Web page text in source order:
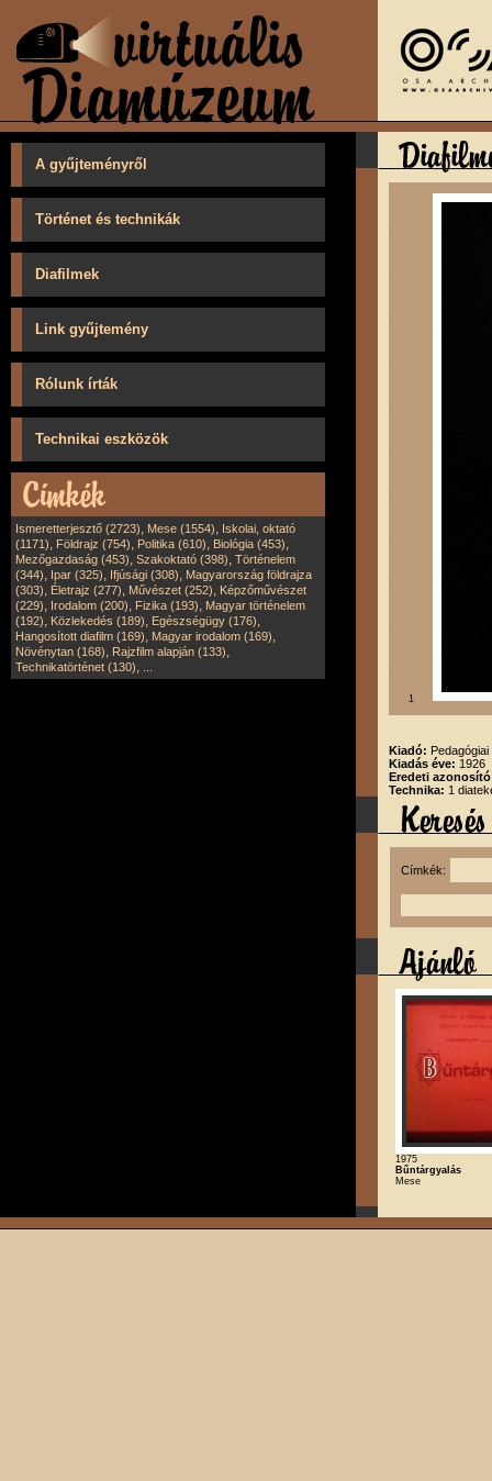
A gyűjteményről
Történet és technikák
Diafilmek
Link gyűjtemény
Rólunk írták
Technikai eszközök
Ismeretterjesztő (2723), Mese (1554), Iskolai, oktató
(1171), Földrajz (754), Politika (610), Biológia (453),
Mezőgazdaság (453), Szakoktató (398), Történelem
(344), Ipar (325), Ifjúsági (308), Magyarország földrajza
(303), Életrajz (277), Művészet (252), Képzőművészet
(229), Irodalom (200), Fizika (193), Magyar történelem
(192), Közlekedés (189), Egészségügy (176),
Hangosított diafilm (169), Magyar irodalom (169),
Növénytan (168), Rajzfilm alapján (133),
Technikatörténet (130),
1
Kiadó:
Kiadás éve: 1926
Eredeti
Technika: 1
Címkék:
1975
Bűntárgyalás
Mese